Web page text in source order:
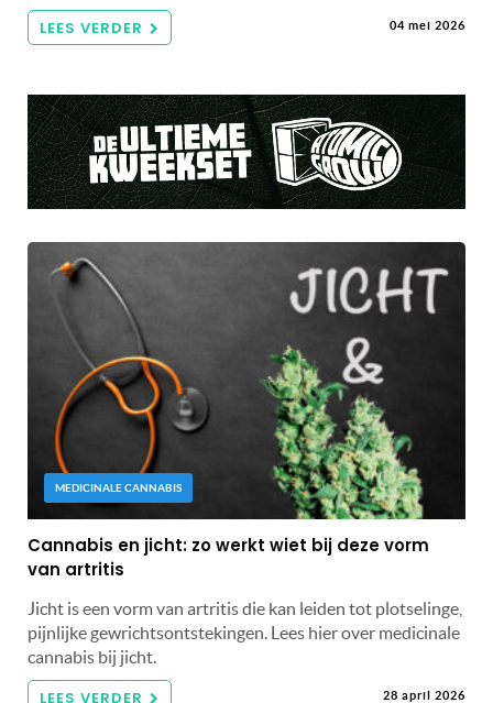
LEES VERDER 04 mei 2026
MEDICINALE CANNABIS
Cannabis en jicht: zo werkt wiet bij deze vorm
van artritis
Jicht is een vorm van artritis die kan leiden tot plotselinge,
pijnlijke gewrichtsontstekingen. Lees hier over medicinale
cannabis bij jicht.
LEES VERDER 28 april 2026